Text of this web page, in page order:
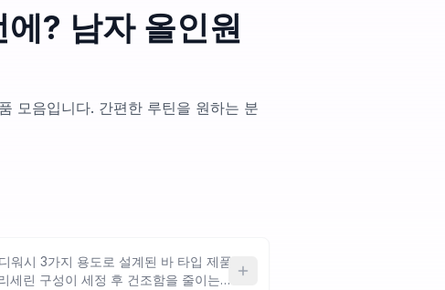
? 남자 올인원
모음입니다. 간편한 루틴을 원하는 분
워시 3가지 용도로 설계된 바 타입 제품
세린 구성이 세정 후 건조함을 줄이는